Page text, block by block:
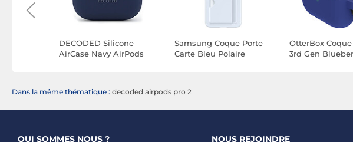
DECODED Silicone
AirCase Navy AirPods
Samsung Coque Porte
Carte Bleu Polaire
OtterBox
3rd Gen
Dans la même thématique : decoded airpods pro 2
QUI SOMMES NOUS ? NOUS REJOINDRE